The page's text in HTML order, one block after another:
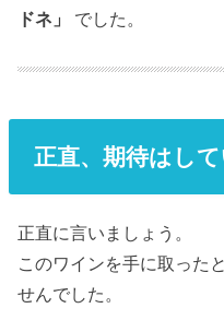
ドネ」
でした。
正直、期待はし
正直に言いましょう。
このワインを手に取った
せんでした。